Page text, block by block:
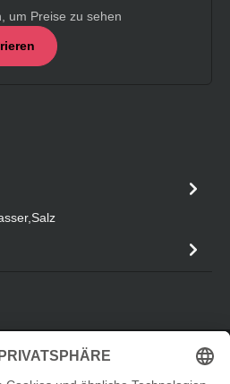
um Preise zu sehen